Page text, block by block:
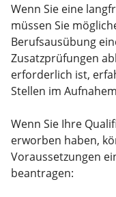
Wenn Sie eine
müssen Sie
Berufsausübung
Zusatzprüfungen
erforderlich ist,
Stellen im
Wenn Sie Ihre
erworben haben,
Voraussetzungen
beantragen: